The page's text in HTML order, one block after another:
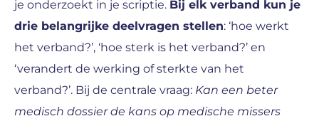
je onderzoekt in je scriptie. Bij elk verband kun je
drie belangrijke deelvragen stellen: ‘hoe werkt
het verband?’, ‘hoe sterk is het verband?’ en
‘verandert de werking of sterkte van het
verband?’. Bij de centrale vraag: Kan een beter
medisch dossier de kans op medische missers